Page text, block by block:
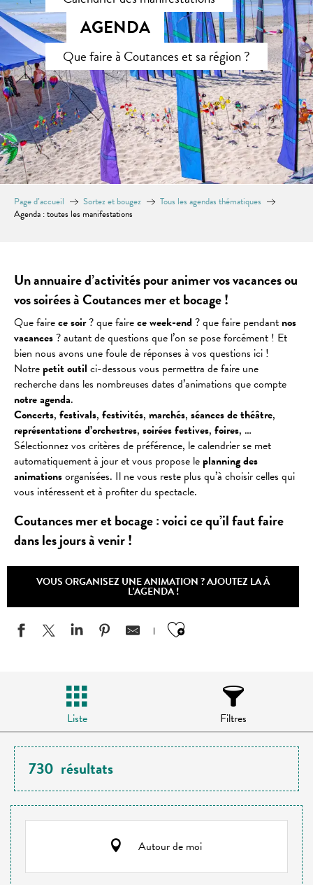
AGENDA
Que faire à Coutances et sa région ?
Page d’accueil Sortez et bougez
Tous les agendas thématiques
Agenda : toutes les manifestations
Un annuaire d’activités pour animer vos vacances ou
vos soirées à Coutances mer et bocage !
Que fairece soir? que fairece week-end ? que faire pendant nos
vacances? autant de questions que l’on se pose forcément ! Et
bien nous avons une foule de réponses à vos questions ici !
Notre petit outil ci-dessous vous permettra de faire une
recherche dans les nombreuses dates d’animations que compte
notre agenda.
Concerts, festivals, festivités, marchés, séancesdethéâtre,
représentationsd’orchestres, soiréesfestives, foires, …
Sélectionnez vos critères de préférence, le calendrier se met
automatiquement à jour et vous propose le planning des
animationsorganisées. Il ne vous reste plus qu’à choisir celles qui
vous intéressent et à profiter du spectacle.
Coutances mer et bocage : voici ce qu’il faut faire
dans les jours à venir !
VOUS ORGANISEZ UNE ANIMATION ? AJOUTEZ LA À
L'AGENDA !
Ajouter aux
Liste Filtres
730 résultats
Autour de moi